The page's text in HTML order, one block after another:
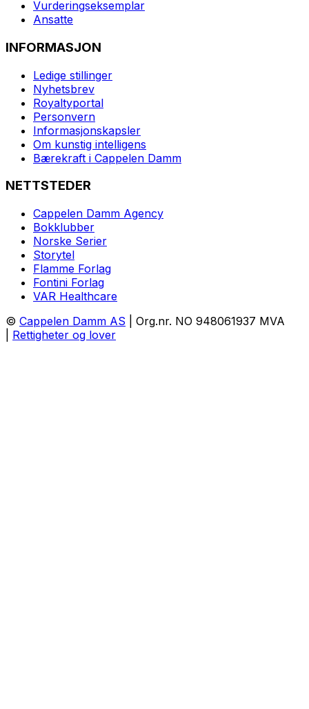
Vurderingseksemplar
Ansatte
INFORMASJON
Ledige stillinger
Nyhetsbrev
Royaltyportal
Personvern
Informasjonskapsler
Om kunstig intelligens
Bærekraft i Cappelen Damm
NETTSTEDER
Cappelen Damm Agency
Bokklubber
Norske Serier
Storytel
Flamme Forlag
Fontini Forlag
VAR Healthcare
© Cappelen Damm AS | Org.nr. NO 948061937 MVA
Rettigheter og lover